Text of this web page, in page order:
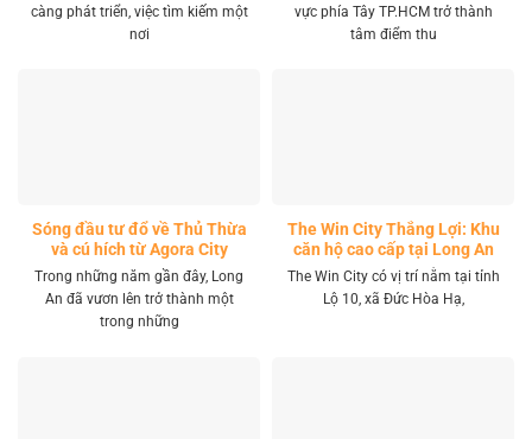
càng phát triển, việc tìm kiếm một
nơi
vực phía Tây TP.HCM trở thành
tâm điểm thu
Sóng đầu tư đổ về Thủ Thừa
và cú hích từ Agora City
Trong những năm gần đây, Long
An đã vươn lên trở thành một
trong những
The Win City Thắng Lợi: Khu
căn hộ cao cấp tại Long An
The Win City có vị trí nằm tại tỉnh
Lộ 10, xã Đức Hòa Hạ,